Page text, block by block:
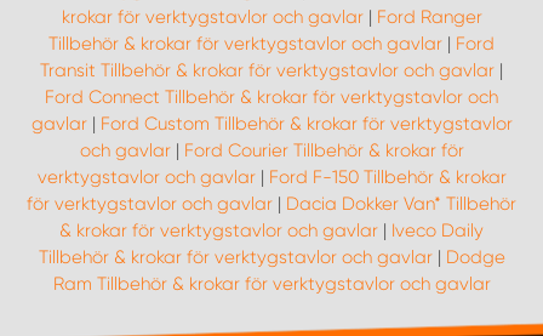
krokar för verktygstavlor och gavlar| Ford Ranger
Tillbehör & krokar för verktygstavlor och gavlar | Ford
Transit Tillbehör & krokar för verktygstavlor och gavlar |
Ford Connect Tillbehör & krokar för verktygstavlor och
gavlar| Ford Custom Tillbehör & krokar för verktygstavlor
och gavlar| Ford Courier Tillbehör & krokar för
verktygstavlor och gavlar| Ford F-150 Tillbehör & krokar
för verktygstavlor och gavlar | Dacia Dokker Van* Tillbehör
& krokar för verktygstavlor och gavlar | Iveco Daily
Tillbehör & krokar för verktygstavlor och gavlar| Dodge
Ram Tillbehör & krokar för verktygstavlor och gavlar